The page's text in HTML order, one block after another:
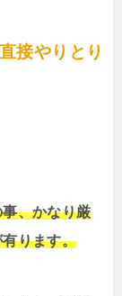
接やりとり
、かなり厳
ります。